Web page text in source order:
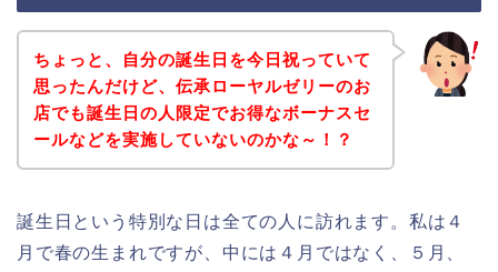
ちょっと、自分の誕生日を今日祝っていて
思ったんだけど、伝承ローヤルゼリーのお
店でも誕生日の人限定でお得なボーナスセ
ールなどを実施していないのかな～！？
誕生日という特別な日は全ての人に訪れます。私は４
月で春の生まれですが、中には４月ではなく、５月、